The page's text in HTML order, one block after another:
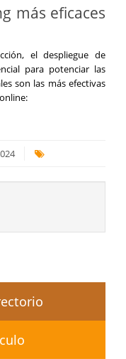
más eficaces
el despliegue de
para potenciar las
son las más efectivas